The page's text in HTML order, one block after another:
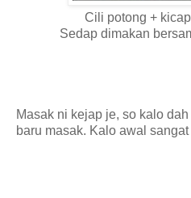
Cili potong +
Sedap dimakan
Masak ni kejap je, so kalo
baru masak. Kalo awal